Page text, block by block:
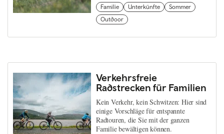
Familie Unterkünfte
Sommer
Outdoor
Verkehrsfreie
Radstrecken für Familien
Kein Verkehr, kein Schwitzen: Hier sind
einige Vorschläge für entspannte
Radtouren, die Sie mit der ganzen
Familie bewältigen können.